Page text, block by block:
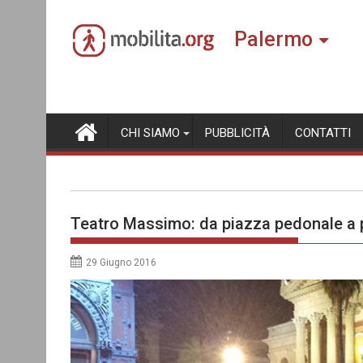
content
Palermo
CHI SIAMO PUBBLICITÀ CONTATTI
Teatro Massimo: da piazza pedonale
29 Giugno 2016